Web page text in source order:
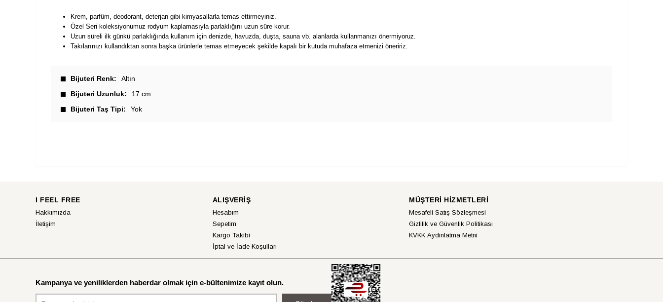
Krem, parfüm, deodorant, deterjan gibi kimyasallarla temas ettirmeyiniz.
Özel Seri koleksiyonumuz rodyum kaplamasıyla parlaklığını uzun süre korur.
Uzun süreli ilk günkü parlaklığında kullanım için denizde, havuzda, duşta, sauna vb. alanlarda kullanmanızı önermiyoruz.
Takılarınızı kullandıktan sonra başka ürünlerle temas etmeyecek şekilde kapalı bir kutuda muhafaza etmenizi öneririz.
Bijuteri Renk
Altın
Bijuteri Uzunluk
17 cm
Bijuteri Taş Tipi
Yok
I FEEL FREE
Hakkımızda
İletişim
ALIŞVERİŞ
Hesabım
Sepetim
Kargo Takibi
İptal ve İade Koşulları
MÜŞTERİ HİZMETLERİ
Mesafeli Satış Sözleşmesi
Gizlilik ve Güvenlik Politikası
KVKK Aydınlatma Metni
Kampanya ve yeniliklerden haberdar olmak için e-bültenimize kayıt olun.